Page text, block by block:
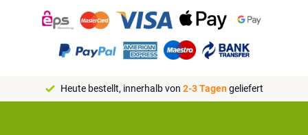
Heute bestellt, innerhalb von 2-3 Tagengeliefert